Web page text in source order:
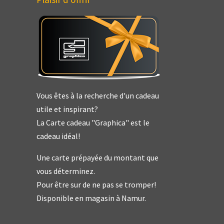
Vous êtes à la recherche d'un cadeau
utile et inspirant?
La Carte cadeau "Graphica" est le
cadeau idéal!
Une carte prépayée du montant que
vous déterminez.
Pour être sur de ne pas se tromper!
Disponible en magasin à Namur.